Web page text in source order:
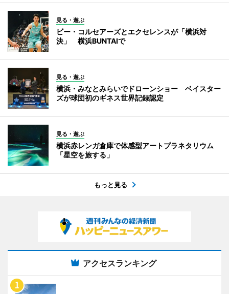
見る・遊ぶ
ビー・コルセアーズとエクセレンスが「横浜対
決」 横浜BUNTAIで
見る・遊ぶ
横浜・みなとみらいでドローンショー ベイスター
ズが球団初のギネス世界記録認定
見る・遊ぶ
横浜赤レンガ倉庫で体感型アートプラネタリウム
「星空を旅する」
もっと見る
アクセスランキング